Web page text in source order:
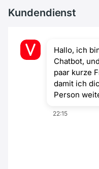
Kundendienst